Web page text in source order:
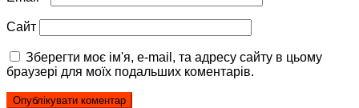
Сайт
Зберегти моє ім'я, e-mail, та адресу сайту в цьому
браузері для моїх подальших коментарів.